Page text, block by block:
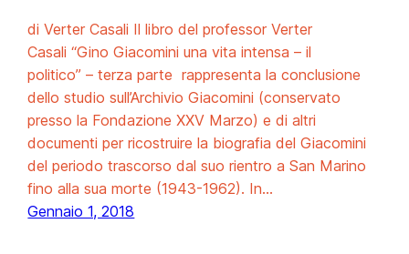
di Verter Casali Il libro del professor Verter
Casali “Gino Giacomini una vita intensa – il
politico” – terza parte rappresenta la conclusione
dello studio sull’Archivio Giacomini (conservato
presso la Fondazione XXV Marzo) e di altri
documenti per ricostruire la biografia del Giacomini
del periodo trascorso dal suo rientro a San Marino
fino alla sua morte (1943-1962). In…
Gennaio 1, 2018